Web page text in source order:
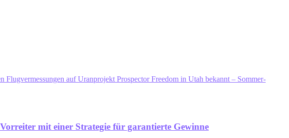
auf Uranprojekt Prospector Freedom in Utah bekannt – Sommer-
mit einer Strategie für garantierte Gewinne